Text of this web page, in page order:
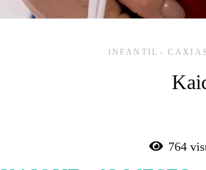
INFANTIL
764